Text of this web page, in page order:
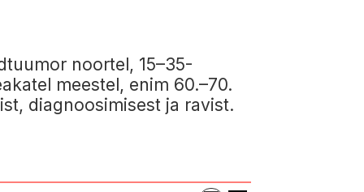
noortel, 15–35-
meestel, enim 60.–70.
diagnoosimisest ja ravist.